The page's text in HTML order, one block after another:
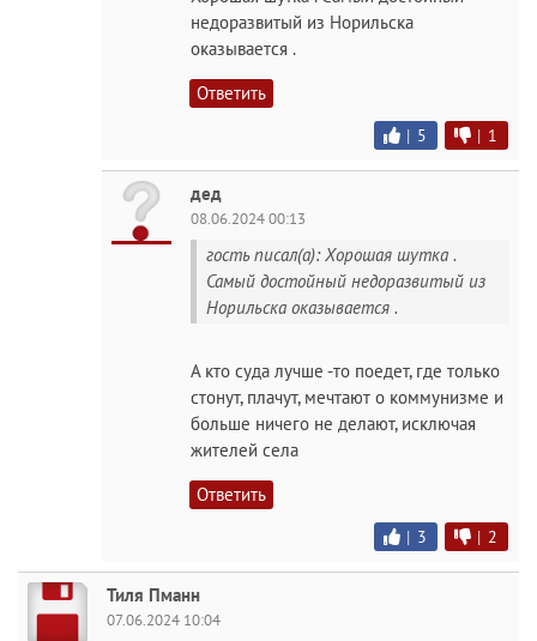
недоразвитый из Норильска
оказывается .
Ответить
| 5 | 1
дед
08.06.2024 00:13
гость писал(а): Хорошая шутка .
Самый достойный недоразвитый из
Норильска оказывается .
А кто суда лучше -то поедет, где только
стонут, плачут, мечтают о коммунизме и
больше ничего не делают, исключая
жителей села
Ответить
| 3 | 2
Тиля Пманн
07.06.2024 10:04